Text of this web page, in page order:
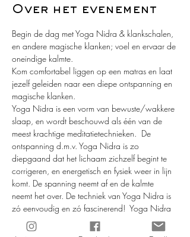
Over het evenement
Begin de dag met Yoga Nidra & klankschalen,
en andere magische klanken; voel en ervaar de
oneindige kalmte.
Kom comfortabel liggen op een matras en laat
jezelf geleiden naar een diepe ontspanning en
magische klanken.
Yoga Nidra is een vorm van bewuste/wakkere
slaap, en wordt beschouwd als één van de
meest krachtige meditatietechnieken.  De
ontspanning d.m.v. Yoga Nidra is zo
diepgaand dat het lichaam zichzelf begint te
corrigeren, en energetisch en fysiek weer in lijn
komt. De spanning neemt af en de kalmte
neemt het over. De techniek van Yoga Nidra is
zó eenvoudig en zó fascinerend!  Yoga Nidra
is de magie, en ergens diep in jou bevindt zich
de magiër!